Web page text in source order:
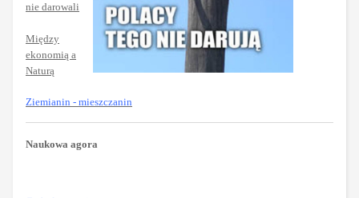
nie darowali
Między
ekonomią a
Naturą
Ziemianin - mieszczanin
Naukowa agora